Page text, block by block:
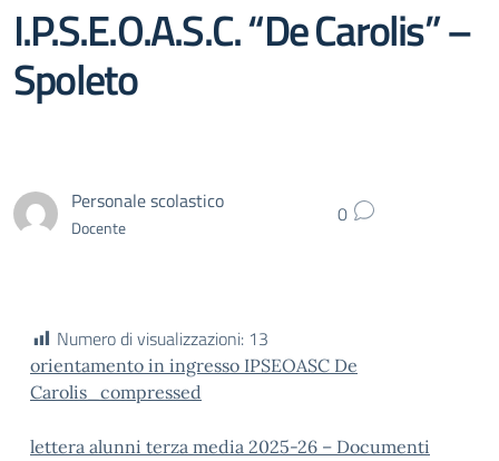
I.P.S.E.O.A.S.C. “De Carolis” –
Spoleto
Personale scolastico
Docente 0
Numero di visualizzazioni: 13
orientamento in ingresso IPSEOASC De
Carolis_compressed
lettera alunni terza media 2025-26 – Documenti